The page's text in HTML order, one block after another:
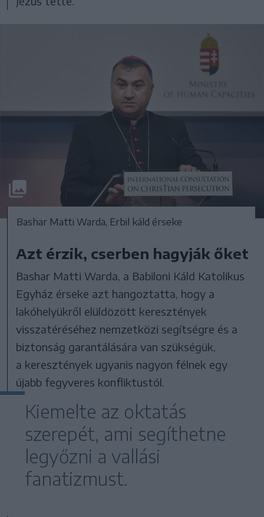
Bashar Matti Warda, Erbil káld érseke
Azt érzik, cserben hagyják őket
Bashar Matti Warda, a Babiloni Káld Katolikus
Egyház érseke azt hangoztatta, hogy a
lakóhelyükről elüldözött keresztények
visszatéréséhez nemzetközi segítségre és a
biztonság garantálására van szükségük,
a keresztények ugyanis nagyon félnek egy
újabb fegyveres konfliktustól.
Kiemelte az oktatás
szerepét, ami segíthetne
legyőzni a vallási
fanatizmust.